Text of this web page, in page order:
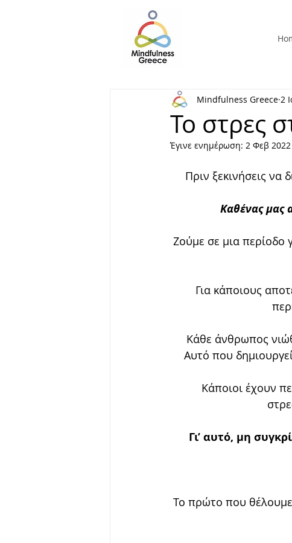
Το στρες
Mindfulness Greece 2
Έγινε ενημέρωση: 2 Φεβ 2022
Πριν ξεκινήσεις να
Καθένας μας
Zούμε σε μια
Για κάποιους
Κάθε άνθρωπος
Αυτό που
Κάποιοι έχουν
Γι’ αυτό, μη
Το πρώτο που